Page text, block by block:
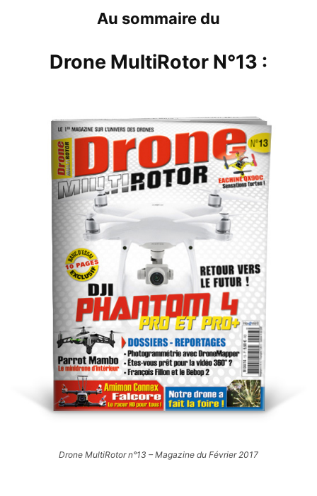
Au sommaire du
Drone MultiRotor N°13 :
Drone MultiRotor n°13 – Magazine du Février 2017